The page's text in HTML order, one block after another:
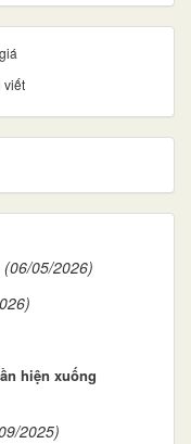
viết
(06/05/2026)
hiện xuống
2025)